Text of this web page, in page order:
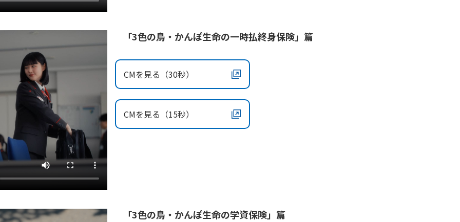
「3色の鳥・かんぽ生命の一時払終身保険」篇
CMを見る（30秒）
CMを見る（15秒）
「3色の鳥・かんぽ生命の学資保険」篇